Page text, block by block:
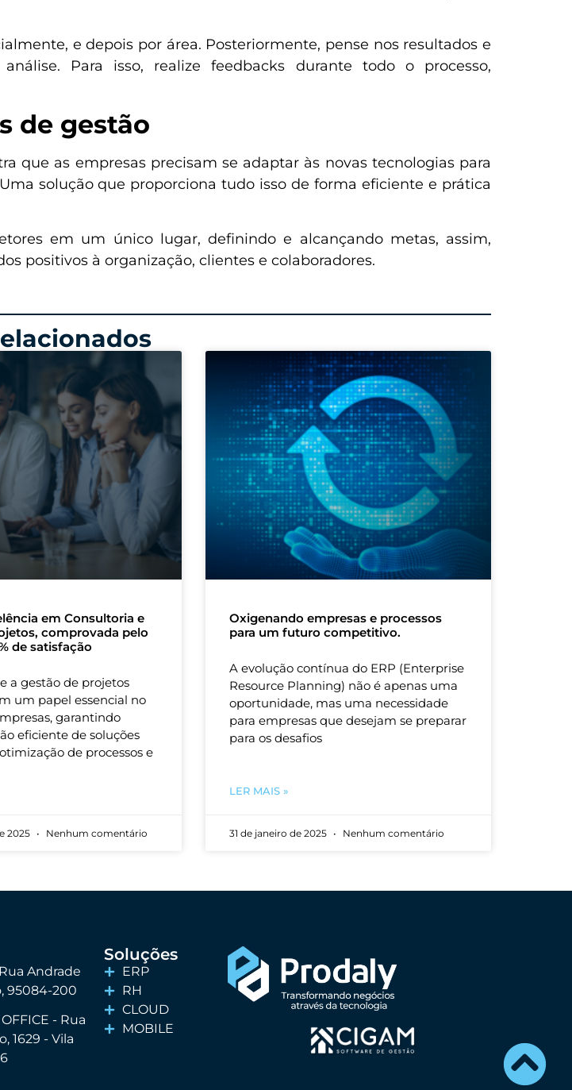
e depois por área. Posteriormente, pense nos resultados e
Para isso, realize feedbacks durante todo o processo,
de gestão
que as empresas precisam se adaptar às novas tecnologias para
solução que proporciona tudo isso de forma eficiente e prática
em um único lugar, definindo e alcançando metas, assim,
positivos à organização, clientes e colaboradores.
em Consultoria e
comprovada pelo
de satisfação
a gestão de projetos
um papel essencial no
garantindo
eficiente de soluções
de processos e
2025 Nenhum comentário
Oxigenando empresas e processos
para um futuro competitivo.
A evolução contínua do ERP (Enterprise
Resource Planning) não é apenas uma
oportunidade, mas uma necessidade
para empresas que desejam se preparar
para os desafios
LER MAIS »
31 de janeiro de 2025 Nenhum comentário
Andrade
95084-200
- Rua
1629 - Vila
Soluções
ERP
RH
CLOUD
MOBILE